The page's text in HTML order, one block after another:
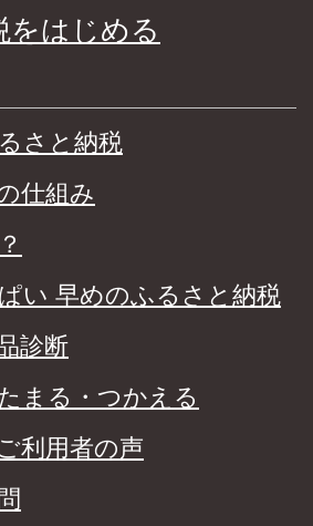
をはじめる
さと納税
仕組み
い 早めのふるさと納税
診断
まる・つかえる
利用者の声